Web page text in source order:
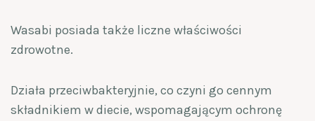
Wasabi posiada także liczne właściwości
zdrowotne.
Działa przeciwbakteryjnie, co czyni go cennym
składnikiem w diecie, wspomagającym ochronę